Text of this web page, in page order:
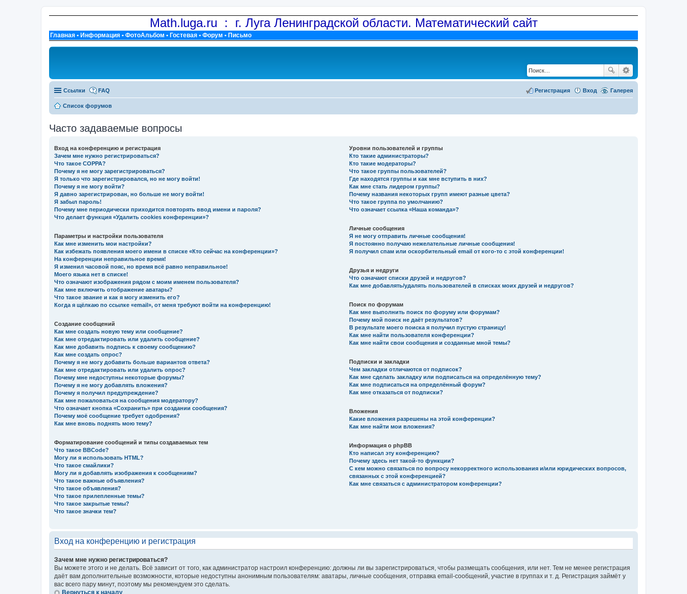
Math.luga.ru : г. Луга Ленинградской области. Математический сайт
Главная • Информация • ФотоАльбом • Гостевая • Форум • Письмо
Ссылки Галерея
FAQ Вход
Регистрация
Список форумов
Часто задаваемые вопросы
Вход на конференцию и регистрация
Зачем мне нужно регистрироваться?
Что такое COPPA?
Почему я не могу зарегистрироваться?
Я только что зарегистрировался, но не могу войти!
Почему я не могу войти?
Я давно зарегистрирован, но больше не могу войти!
Я забыл пароль!
Почему мне периодически приходится повторять ввод имени и пароля?
Что делает функция «Удалить cookies конференции»?
Параметры и настройки пользователя
Как мне изменить мои настройки?
Как избежать появления моего имени в списке «Кто сейчас на конференции»?
На конференции неправильное время!
Я изменил часовой пояс, но время всё равно неправильное!
Моего языка нет в списке!
Что означают изображения рядом с моим именем пользователя?
Как мне включить отображение аватары?
Что такое звание и как я могу изменить его?
Когда я щёлкаю по ссылке «email», от меня требуют войти на конференцию!
Создание сообщений
Как мне создать новую тему или сообщение?
Как мне отредактировать или удалить сообщение?
Как мне добавить подпись к своему сообщению?
Как мне создать опрос?
Почему я не могу добавить больше вариантов ответа?
Как мне отредактировать или удалить опрос?
Почему мне недоступны некоторые форумы?
Почему я не могу добавлять вложения?
Почему я получил предупреждение?
Как мне пожаловаться на сообщения модератору?
Что означает кнопка «Сохранить» при создании сообщения?
Почему моё сообщение требует одобрения?
Как мне вновь поднять мою тему?
Форматирование сообщений и типы создаваемых тем
Что такое BBCode?
Могу ли я использовать HTML?
Что такое смайлики?
Могу ли я добавлять изображения к сообщениям?
Что такое важные объявления?
Что такое объявления?
Что такое прилепленные темы?
Что такое закрытые темы?
Что такое значки тем?
Уровни пользователей и группы
Кто такие администраторы?
Кто такие модераторы?
Что такое группы пользователей?
Где находятся группы и как мне вступить в них?
Как мне стать лидером группы?
Почему названия некоторых групп имеют разные цвета?
Что такое группа по умолчанию?
Что означает ссылка «Наша команда»?
Личные сообщения
Я не могу отправить личные сообщения!
Я постоянно получаю нежелательные личные сообщения!
Я получил спам или оскорбительный email от кого-то с этой конференции!
Друзья и недруги
Что означают списки друзей и недругов?
Как мне добавлять/удалять пользователей в списках моих друзей и недругов?
Поиск по форумам
Как мне выполнить поиск по форуму или форумам?
Почему мой поиск не даёт результатов?
В результате моего поиска я получил пустую страницу!
Как мне найти пользователя конференции?
Как мне найти свои сообщения и созданные мной темы?
Подписки и закладки
Чем закладки отличаются от подписок?
Как мне сделать закладку или подписаться на определённую тему?
Как мне подписаться на определённый форум?
Как мне отказаться от подписки?
Вложения
Какие вложения разрешены на этой конференции?
Как мне найти мои вложения?
Информация о phpBB
Кто написал эту конференцию?
Почему здесь нет такой-то функции?
С кем можно связаться по вопросу некорректного использования и/или юридических вопросов,
связанных с этой конференцией?
Как мне связаться с администратором конференции?
Вход на конференцию и регистрация
Зачем мне нужно регистрироваться?
Вы можете этого и не делать. Всё зависит от того, как администратор настроил конференцию: должны ли вы зарегистрироваться, чтобы размещать сообщения, или нет. Тем не менее регистрация
даёт вам дополнительные возможности, которые недоступны анонимным пользователям: аватары, личные сообщения, отправка email-сообщений, участие в группах и т. д. Регистрация займёт у
вас всего пару минут, поэтому мы рекомендуем это сделать.
Вернуться к началу